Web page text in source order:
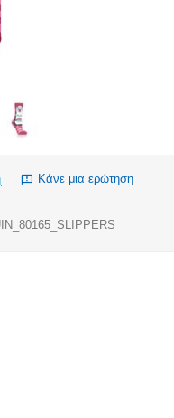
Κάνε μια ερώτηση